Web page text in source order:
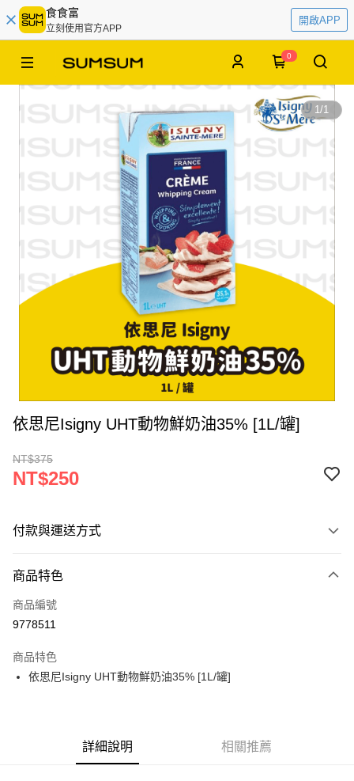
食食富
立刻使用官方APP
開啟APP
0
1/1
依思尼Isigny UHT動物鮮奶油35% [1L/罐]
NT$375
NT$250
付款與運送方式
信用卡一次付款
LINE Pay
街口支付
商品特色
商品編號
9778511
商品特色
依思尼Isigny UHT動物鮮奶油35% [1L/罐]
詳細說明 相關推薦